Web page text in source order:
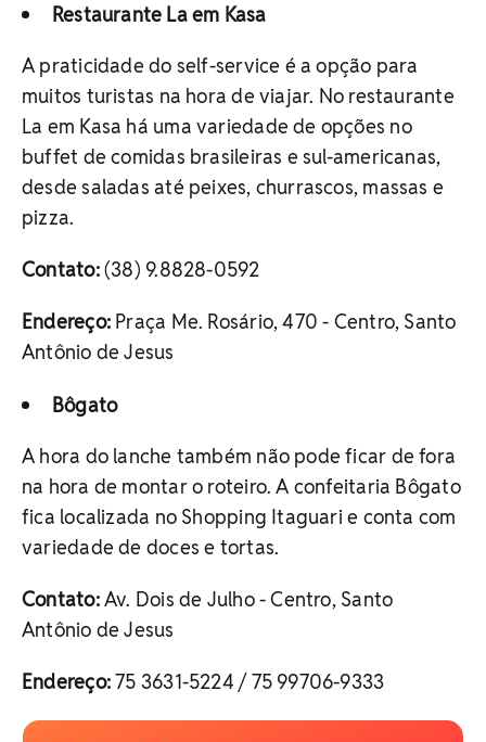
Restaurante La em Kasa
A praticidade do self-service é a opção para
muitos turistas na hora de viajar. No restaurante
La em Kasa há uma variedade de opções no
buffet de comidas brasileiras e sul-americanas,
desde saladas até peixes, churrascos, massas e
pizza.
Contato:(38) 9.8828-0592
Endereço: Praça Me. Rosário, 470 - Centro, Santo
Antônio de Jesus
Bôgato
A hora do lanche também não pode ficar de fora
na hora de montar o roteiro. A confeitaria Bôgato
fica localizada no Shopping Itaguari e conta com
variedade de doces e tortas.
Contato:Av. Dois de Julho - Centro, Santo
Antônio de Jesus
Endereço:75 3631-5224 / 75 99706-9333